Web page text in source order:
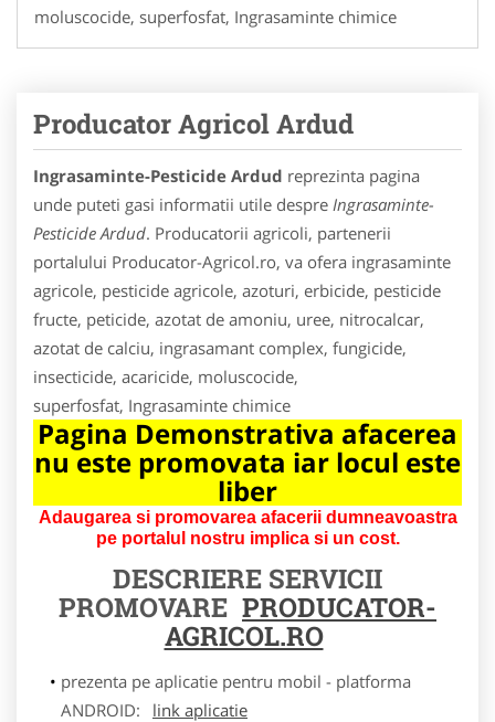
moluscocide, superfosfat, Ingrasaminte chimice
Producator Agricol Ardud
Ingrasaminte-Pesticide Ardud reprezinta pagina
unde puteti gasi informatii utile despre Ingrasaminte-
Pesticide Ardud. Producatorii agricoli, partenerii
portalului Producator-Agricol.ro, va ofera ingrasaminte
agricole, pesticide agricole, azoturi, erbicide, pesticide
fructe, peticide, azotat de amoniu, uree, nitrocalcar,
azotat de calciu, ingrasamant complex, fungicide,
insecticide, acaricide, moluscocide,
superfosfat, Ingrasaminte chimice
Pagina Demonstrativa afacerea
nu este promovata iar locul este
liber
Adaugarea si promovarea afacerii dumneavoastra
pe portalul nostru implica si un cost.
DESCRIERE SERVICII
PROMOVARE PRODUCATOR-
AGRICOL.RO
prezenta pe aplicatie pentru mobil - platforma
ANDROID:
link aplicatie